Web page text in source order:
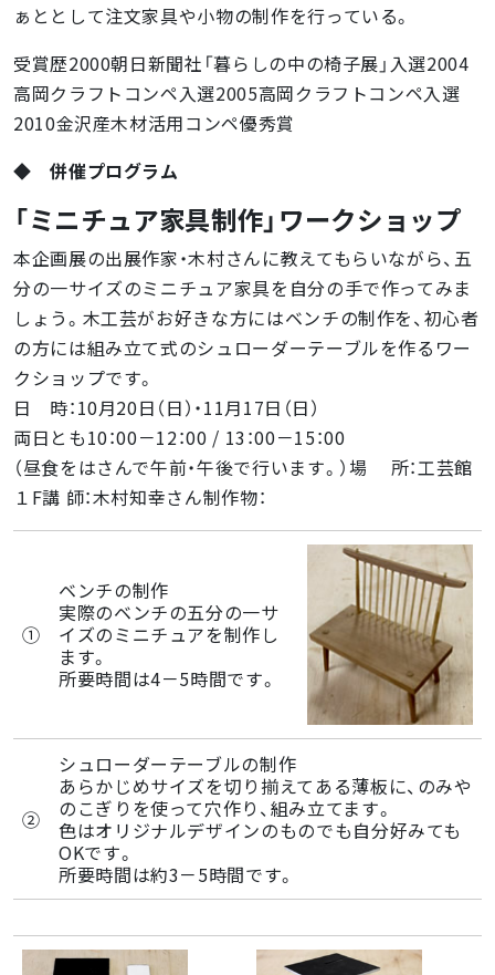
ぁととして注文家具や小物の制作を行っている。
受賞歴2000朝日新聞社「暮らしの中の椅子展」入選2004
高岡クラフトコンペ入選2005高岡クラフトコンペ入選
2010金沢産木材活用コンペ優秀賞
◆ 併催プログラム
「ミニチュア家具制作」ワークショップ
本企画展の出展作家・木村さんに教えてもらいながら、五
分の一サイズのミニチュア家具を自分の手で作ってみま
しょう。木工芸がお好きな方にはベンチの制作を、初心者
の方には組み立て式のシュローダーテーブルを作るワー
クショップです。
日 時：10月20日（日）・11月17日（日）
両日とも10：00－12：00 / 13：00－15：00
（昼食をはさんで午前・午後で行います。）場 所：工芸館
１F講 師：木村知幸さん制作物：
①
ベンチの制作
実際のベンチの五分の一サ
イズのミニチュアを制作し
ます。
所要時間は4－5時間です。
②
シュローダーテーブルの制作
あらかじめサイズを切り揃えてある薄板に、のみや
のこぎりを使って穴作り、組み立てます。
色はオリジナルデザインのものでも自分好みても
OKです。
所要時間は約3－5時間です。